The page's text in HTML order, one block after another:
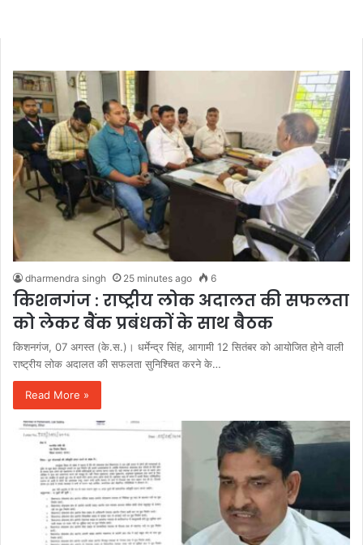
dharmendra singh 25 minutes ago 6
किशनगंज : राष्ट्रीय लोक अदालत की सफलता
को लेकर बैंक प्रबंधकों के साथ बैठक
किशनगंज, 07 अगस्त (के.स.)। धर्मेन्द्र सिंह, आगामी 12 सितंबर को आयोजित होने वाली
राष्ट्रीय लोक अदालत की सफलता सुनिश्चित करने के…
Read More »